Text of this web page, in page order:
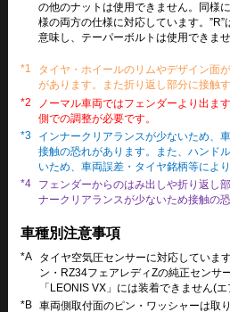
の他のナットは使用できません。同様
様の両方の仕様に対応しています。
意味し、テーパーボルトは使用できませ
*1
タイヤ・ホイールのリムやデザイン面
があります。また折り返し部分に接触
*2
ノーマル車両ではフェンダーより出ま
側での調整が必要です。
*3
インナークリアランスが少ないため、
接触の恐れがあります。また、ハンド
いため、車両誤差・タイヤ銘柄等によ
*4
フェンダーからのはみ出しや折り返し
ナークリアランスが少ないため接触の
車種別注意事項
*A
タイヤ空気圧センサーに対応していま
ン・RZ34フェアレディZの純正センサ
「LEONIS VX」には装着できません(
*B 車両側取付面のピン・ワッシャーは取